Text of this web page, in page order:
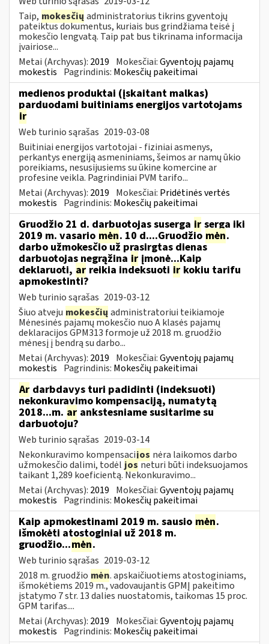
Taip, mokesčių administratorius tikrins gyventojų
pateiktus dokumentus, kuriais bus grindžiama teisė į
mokesčio lengvatą. Taip pat bus tikrinama informacija
įvairiose...
Metai (Archyvas): 2019 Mokesčiai:Gyventojų pajamų
mokestis Pagrindinis: Mokesčių pakeitimai
medienos produktai (įskaitant malkas)
parduodami buitiniams energijos vartotojams
ir
Web turinio sąrašas 2019-03-08
Buitiniai energijos vartotojai - fiziniai asmenys,
perkantys energiją asmeniniams, šeimos ar namų ūkio
poreikiams, nesusijusiems su ūkine komercine ar
profesine veikla. Pagrindiniai PVM tarifo...
Metai (Archyvas): 2019 Mokesčiai: Pridėtinės vertės
mokestis Pagrindinis: Mokesčių pakeitimai
Gruodžio 21 d. darbuotojas suserga ir serga iki
2019 m. vasario mėn. 10 d....Gruodžio mėn.
darbo užmokesčio už prasirgtas dienas
darbuotojas negrąžina ir įmonė...Kaip
deklaruoti, ar reikia indeksuoti ir kokiu tarifu
apmokestinti?
Web turinio sąrašas 2019-03-12
Šiuo atveju mokesčių administratoriui teikiamoje
Mėnesinės pajamų mokesčio nuo A klasės pajamų
deklaracijos GPM313 formoje už 2018 m. gruodžio
mėnesį į bendrą su darbo...
Metai (Archyvas): 2019 Mokesčiai:Gyventojų pajamų
mokestis Pagrindinis: Mokesčių pakeitimai
Ar darbdavys turi padidinti (indeksuoti)
nekonkuravimo kompensaciją, numatytą
2018...m. ar ankstesniame susitarime su
darbuotoju?
Web turinio sąrašas 2019-03-14
Nekonkuravimo kompensacijos nėra laikomos darbo
užmokesčio dalimi, todėl josneturi būti indeksuojamos
taikant 1,289 koeficientą. Nekonkuravimo...
Metai (Archyvas): 2019 Mokesčiai:Gyventojų pajamų
mokestis Pagrindinis: Mokesčių pakeitimai
Kaip apmokestinami 2019 m. sausio mėn.
išmokėti atostoginiai už 2018 m.
gruodžio...mėn.
Web turinio sąrašas 2019-03-12
2018 m. gruodžio mėn. apskaičiuotiems atostoginiams,
išmokėtiems 2019 m., vadovaujantis GPMĮ pakeitimo
įstatymo 7 str. 13 dalies nuostatomis, taikomas 15 proc.
GPM tarifas....
Metai (Archyvas): 2019 Mokesčiai:Gyventojų pajamų
mokestis Pagrindinis: Mokesčių pakeitimai